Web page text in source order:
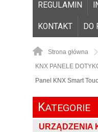
REGULAMIN
KONTAKT DO
Strona główna
KNX PANELE
Panel KNX Smart
KATEGORIE
URZĄDZENIA